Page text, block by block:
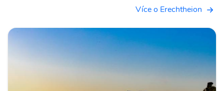
Více o Erechtheion